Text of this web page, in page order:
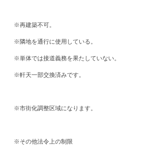
※再建築不可。
※隣地を通行に使用している。
※単体では接道義務を果たしていない。
※軒天一部交換済みです。
※市街化調整区域になります。
※その他法令上の制限